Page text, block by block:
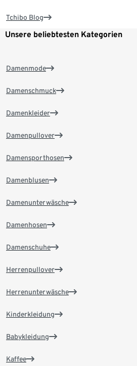
Tchibo Blog
Unsere beliebtesten Kategorien
Damenmode
Damenschmuck
Damenkleider
Damenpullover
Damensporthosen
Damenblusen
Damenunterwäsche
Damenhosen
Damenschuhe
Herrenpullover
Herrenunterwäsche
Kinderkleidung
Babykleidung
Kaffee